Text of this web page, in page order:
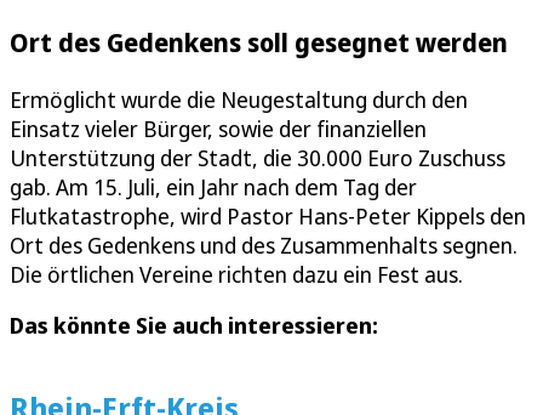
Ort des Gedenkens soll gesegnet werden
Ermöglicht wurde die Neugestaltung durch den
Einsatz vieler Bürger, sowie der finanziellen
Unterstützung der Stadt, die 30.000 Euro Zuschuss
gab. Am 15. Juli, ein Jahr nach dem Tag der
Flutkatastrophe, wird Pastor Hans-Peter Kippels den
Ort des Gedenkens und des Zusammenhalts segnen.
Die örtlichen Vereine richten dazu ein Fest aus.
Das könnte Sie auch interessieren:
Rhein-Erft-Kreis